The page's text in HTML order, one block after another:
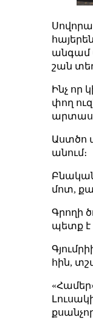
անգամ
շան
Ինչ որ
փող
Աստծո
անում։
մոտ,
Գրողի
պետք է
հին,